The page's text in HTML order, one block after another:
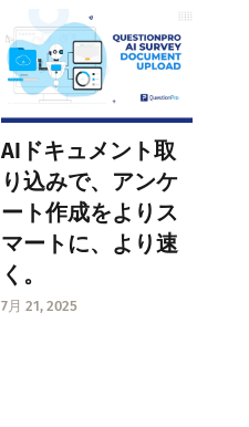
AIドキュメント取
り込みで、アンケ
ート作成をよりス
マートに、より速
く。
7月 21, 2025